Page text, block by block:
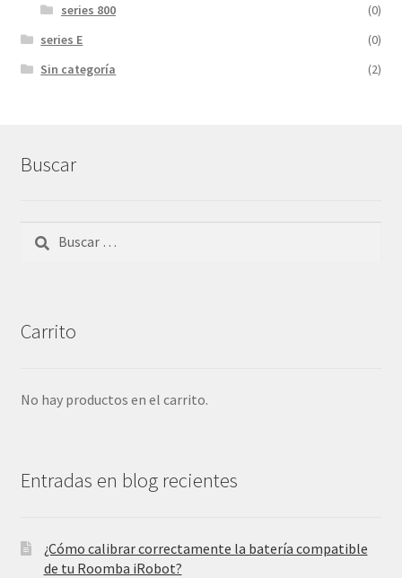
series 800
(0)
series E
(0)
Sin categoría
(2)
Buscar
Carrito
No hay productos en el carrito.
Entradas en blog recientes
¿Cómo calibrar correctamente la batería compatible
de tu Roomba iRobot?